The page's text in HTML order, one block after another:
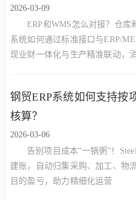
2026-03-09
ERP和WMS怎么对接？仓库
系统如何通过标准接口与ERP/
现业财一体化与生产精准联动，
钢贸ERP系统如何支持按
核算？
2026-03-06
告别项目成本“一锅粥”！
建账，自动归集采购、加工、物
目的盈亏，助力精细化运营